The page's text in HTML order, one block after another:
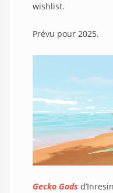
wishlist.
Prévu pour 2025.
Gecko Gods